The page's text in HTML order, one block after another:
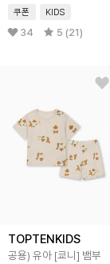
쿠폰 KIDS
34 5 (21)
TOPTENKIDS
공용) 유아 [쿄니] 뱀부